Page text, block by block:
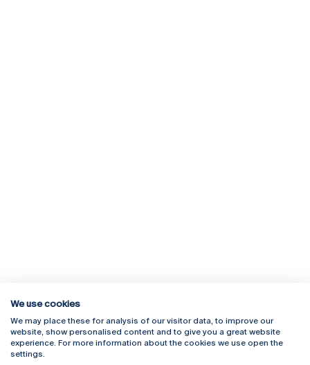
Rua Diogo Botelho 1327
4169-005 Porto
+351 226 196 240
Campus Online
Webmail
We use cookies
We may place these for analysis of our visitor data, to improve our
website, show personalised content and to give you a great website
experience. For more information about the cookies we use open the
settings.